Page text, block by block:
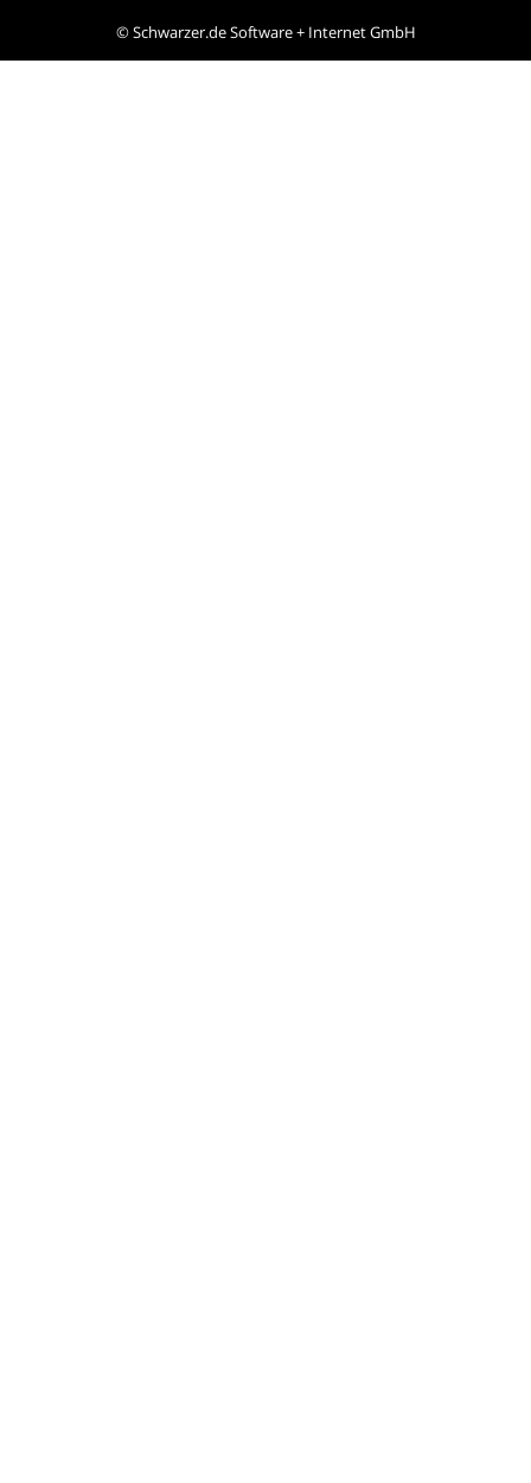
©Schwarzer.de Software + Internet GmbH